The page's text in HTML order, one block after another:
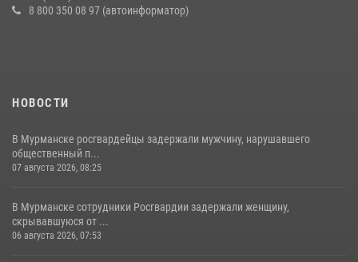
8 800 350 08 97 (автоинформатор)
НОВОСТИ
В Мурманске росгвардейцы задержали мужчину, нарушавшего
общественный п...
07 августа 2026, 08:25
В Мурманске сотрудники Росгвардии задержали женщину,
скрывавшуюся от ...
06 августа 2026, 07:53